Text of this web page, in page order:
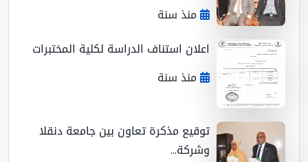
منذ سنة
اعلان استناف الدراسة لكلية المختبرات
منذ سنة
توقيع مذكرة تعاون بين جامعة دنقلا
وشركة...